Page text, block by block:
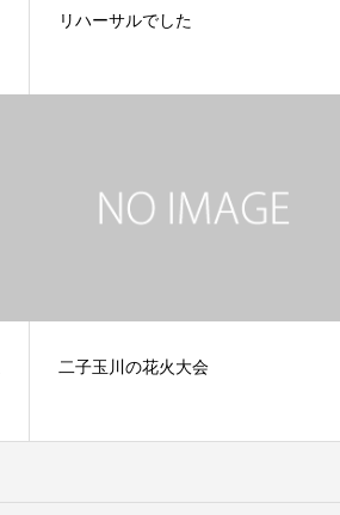
リハーサルでした
二子玉川の花火大会